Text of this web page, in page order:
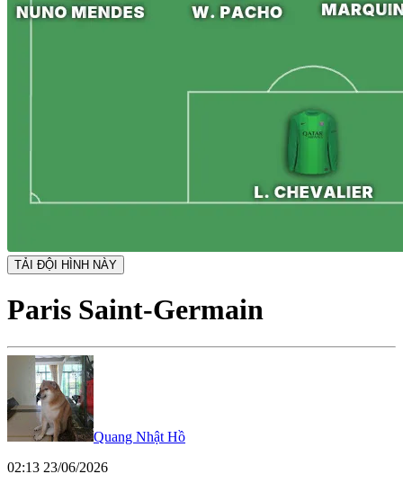
TẢI ĐỘI HÌNH NÀY
Paris Saint-Germain
Quang Nhật Hồ
02:13 23/06/2026